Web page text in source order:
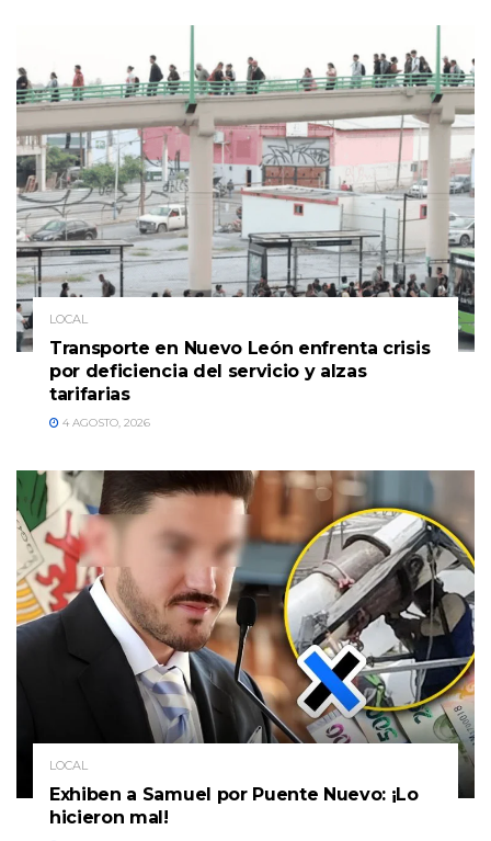
LOCAL
Transporte en Nuevo León enfrenta crisis
por deficiencia del servicio y alzas
tarifarias
4 AGOSTO, 2026
LOCAL
Exhiben a Samuel por Puente Nuevo: ¡Lo
hicieron mal!